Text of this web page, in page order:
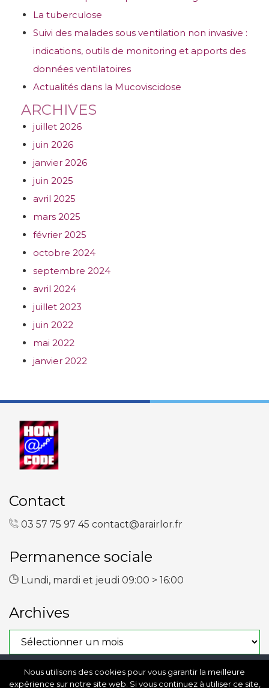
La tuberculose
Suivi des malades sous ventilation non invasive :
indications, outils de monitoring et apports des
données ventilatoires
Actualités dans la Mucoviscidose
ARCHIVES
juillet 2026
juin 2026
janvier 2026
juin 2025
avril 2025
mars 2025
février 2025
octobre 2024
septembre 2024
avril 2024
juillet 2023
juin 2022
mai 2022
janvier 2022
Contact
03 57 75 97 45 contact@arairlor.fr
Permanence sociale
Lundi, mardi et jeudi 09:00 > 16:00
Archives
Archives
Copyright © 2023 ARAIRLOR
Nous utilisons des cookies pour vous garantir la meilleure
expérience sur notre site web. Si vous continuez à utiliser ce site,